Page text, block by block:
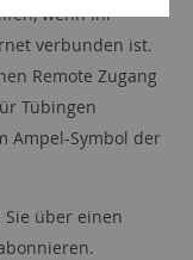
wenn Ihr
verbunden ist.
Remote Zugang
Tübingen
Ampel-Symbol der
Sie über einen